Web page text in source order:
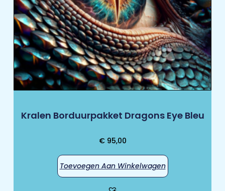
Kralen Borduurpakket Dragons Eye Bleu
€95,00
Toevoegen Aan Winkelwagen